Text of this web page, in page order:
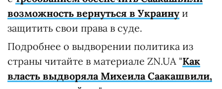
возможность вернуться в Украину и
защитить свои права в суде.
Подробнее о выдворении политика из
страны читайте в материале ZN.UA "Как
власть выдворяла Михеила Саакашвили,